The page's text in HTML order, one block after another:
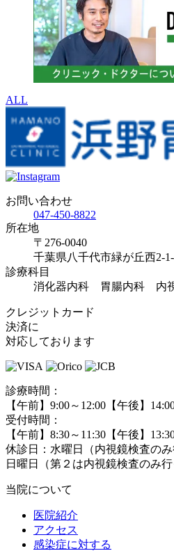
ALL
お問い合わせ
047-450-8822
所在地
〒276-0040
千葉県八千代市緑が丘西2-
診療科目
消化器内科 胃腸内科 内
クレジットカード
決済に
対応しております
診療時間：
【午前】9:00～12:00【午後】
受付時間：
【午前】8:30～11:30【午後】
休診日：水曜日（内視鏡検査のみ
日曜日（第２は内視鏡検査のみ
当院について
医院紹介
アクセス
感染症に対する